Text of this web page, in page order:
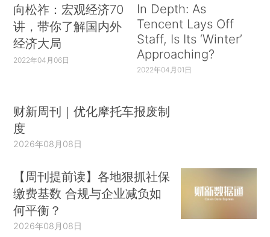
向松祚：宏观经济70
讲，带你了解国内外
经济大局
2022年04月06日
In Depth: As
Tencent Lays Off
Staff, Is Its ‘Winter’
Approaching?
2022年04月01日
财新周刊｜优化摩托车报废制
度
2026年08月08日
【周刊提前读】各地狠抓社保
缴费基数 合规与企业减负如
何平衡？
2026年08月08日